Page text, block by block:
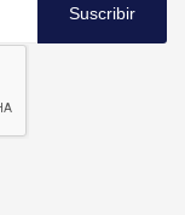
Suscribir